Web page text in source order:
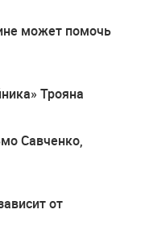
может помочь
Трояна
Савченко,
от